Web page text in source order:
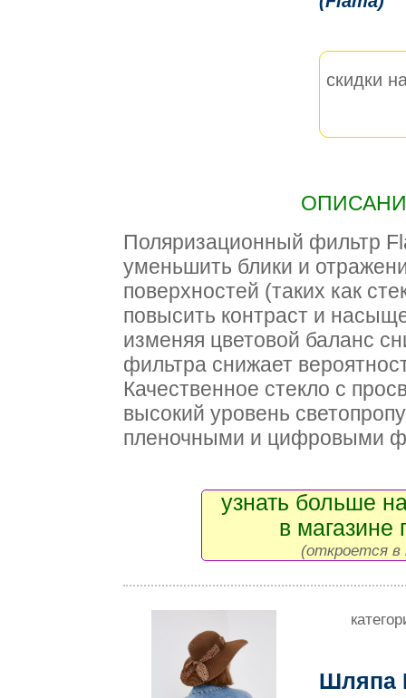
скидки
Поляризационный фильтр
уменьшить блики и
поверхностей (таких как
повысить контраст и
изменяя цветовой баланс
фильтра снижает
Качественное стекло с
высокий уровень
пленочными и цифровыми
узнать больше
в магазине
(откроется в
Шляпа